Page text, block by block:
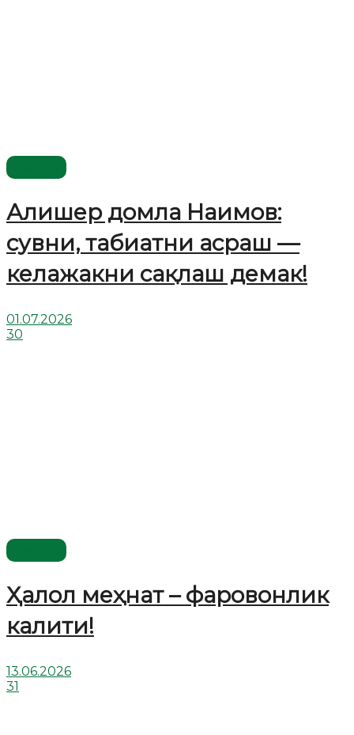
Алишер домла Наимов:
сувни, табиатни асраш —
келажакни сақлаш демак!
01.07.2026
30
Ҳалол меҳнат – фаровонлик
калити!
13.06.2026
31